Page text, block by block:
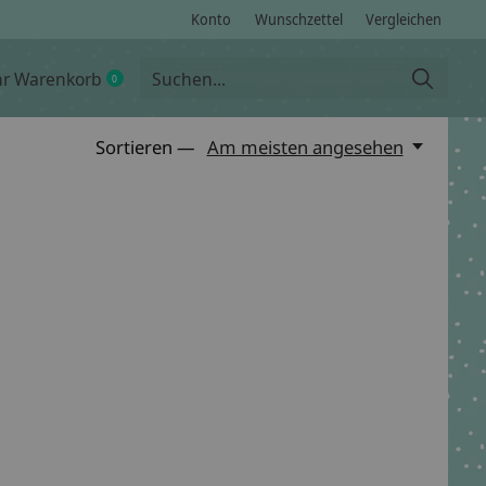
Konto Wunschzettel Vergleichen
Warenkorb 0items
Sortieren — Am meisten angesehen